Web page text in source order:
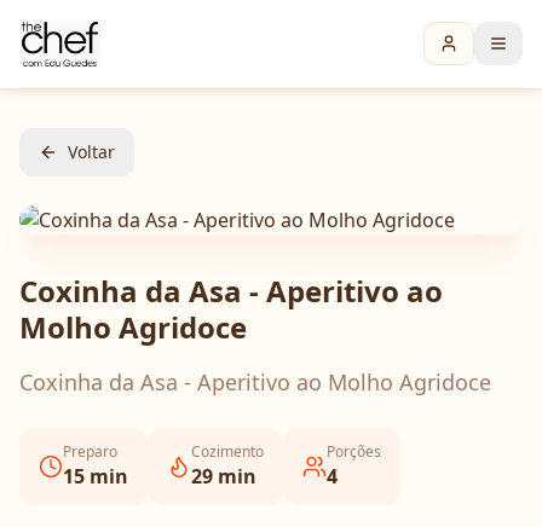
Voltar
Coxinha da Asa - Aperitivo ao
Molho Agridoce
Coxinha da Asa - Aperitivo ao Molho Agridoce
Preparo
15 min
Cozimento
29 min
Porções
4